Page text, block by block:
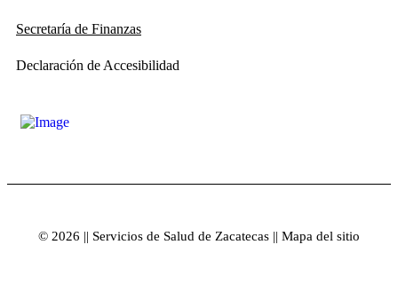
Secretaría de Finanzas
Declaración de Accesibilidad
© 2026 || Servicios de Salud de Zacatecas || Mapa del sitio